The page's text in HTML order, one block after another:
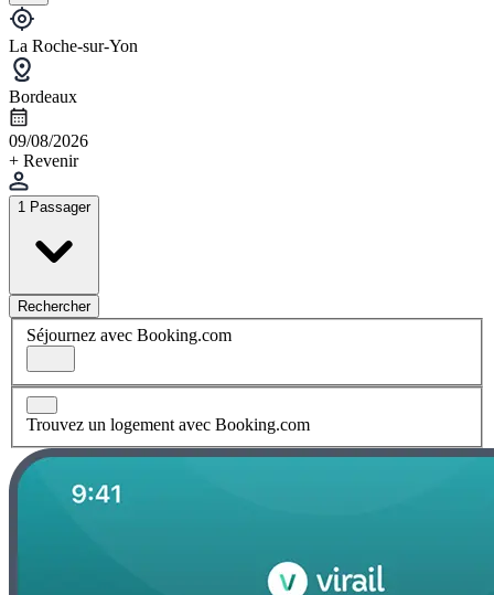
La Roche-sur-Yon
Bordeaux
09/08/2026
+ Revenir
1 Passager
Rechercher
Séjournez avec Booking.com
Trouvez un logement avec Booking.com